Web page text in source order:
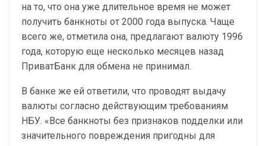
на то, что она уже длительное время не может
получить банкноты от 2000 года выпуска. Чаще
всего же, отметила она, предлагают валюту 1996
года, которую еще несколько месяцев назад
ПриватБанк для обмена не принимал.
В банке же ей ответили, что проводят выдачу
валюты согласно действующим требованиям
НБУ. «Все банкноты без признаков подделки или
значительного повреждения пригодны для